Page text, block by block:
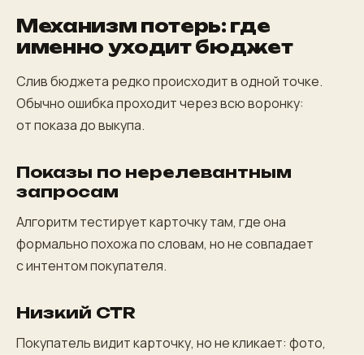
Механизм потерь: где
именно уходит бюджет
Слив бюджета редко происходит в одной точке.
Обычно ошибка проходит через всю воронку:
от показа до выкупа.
Показы по нерелевантным
запросам
Алгоритм тестирует карточку там, где она
формально похожа по словам, но не совпадает
с интентом покупателя.
Низкий CTR
Покупатель видит карточку, но не кликает: фото,